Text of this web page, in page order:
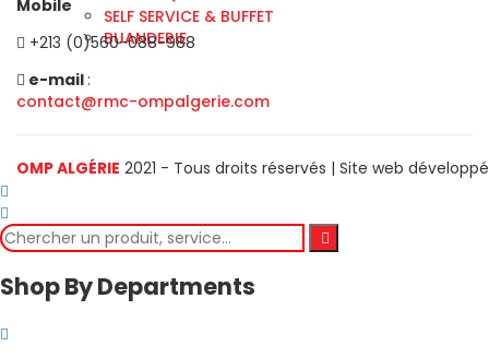
SELF SERVICE & BUFFET
BUANDERIE
Mobile
+213 (0)560-088-988
e-mail :
contact@rmc-ompalgerie.com
OMP ALGÉRIE 2021 - Tous droits réservés | Site web
Shop By Departments